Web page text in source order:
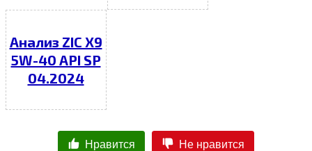
Анализ ZIC X9
5W-40 API SP
04.2024
Нравится Не нравится